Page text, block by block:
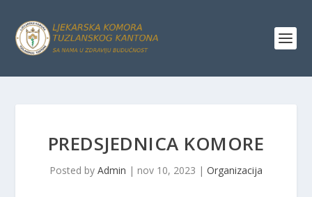
PREDSJEDNICA KOMORE
Posted by Admin | nov 10, 2023 | Organizacija